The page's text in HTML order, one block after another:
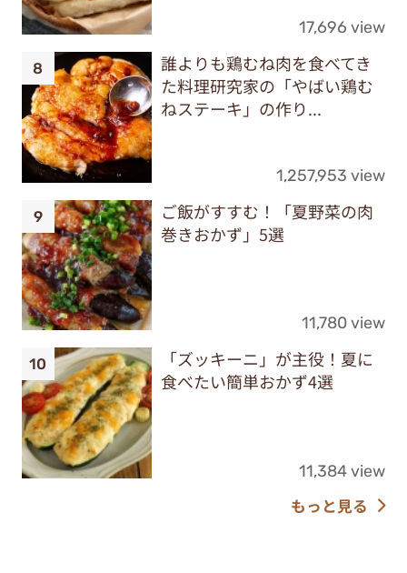
17,696 view
誰よりも鶏むね肉を食べてき
た料理研究家の「やばい鶏む
ねステーキ」の作り...
1,257,953 view
ご飯がすすむ！「夏野菜の肉
巻きおかず」5選
11,780 view
「ズッキーニ」が主役！夏に
食べたい簡単おかず4選
11,384 view
もっと見る